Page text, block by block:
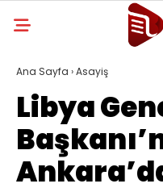
Ana Sayfa ›Asayiş
Libya